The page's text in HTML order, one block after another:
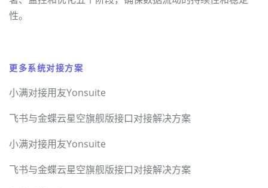
性。
更多系统对接方案
小满对接用友Yonsuite
飞书与金蝶云星空旗舰版接口对接解决方案
小满对接用友Yonsuite
飞书与金蝶云星空旗舰版接口对接解决方案